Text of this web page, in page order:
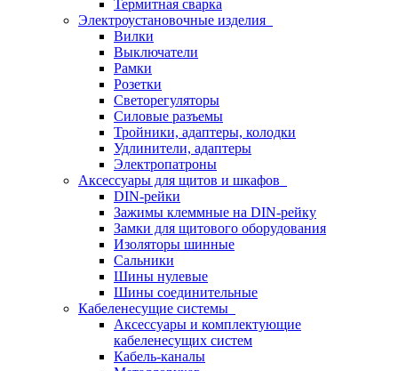
Термитная сварка
Электроустановочные изделия
Вилки
Выключатели
Рамки
Розетки
Светорегуляторы
Силовые разъемы
Тройники, адаптеры, колодки
Удлинители, адаптеры
Электропатроны
Аксессуары для щитов и шкафов
DIN-рейки
Зажимы клеммные на DIN-рейку
Замки для щитового оборудования
Изоляторы шинные
Сальники
Шины нулевые
Шины соединительные
Кабеленесущие системы
Аксессуары и комплектующие
кабеленесущих систем
Кабель-каналы